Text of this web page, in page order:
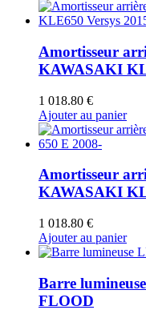
Amortisseur
KAWASAKI
1 018.80 €
Ajouter au panier
Amortisseur
KAWASAKI
1 018.80 €
Ajouter au panier
Barre
FLOOD